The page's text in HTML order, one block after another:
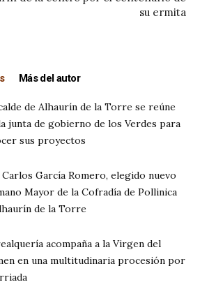
su ermita
Más del autor
de Alhaurín de la Torre se reúne
junta de gobierno de los Verdes para
sus proyectos
Carlos García Romero, elegido nuevo
Mayor de la Cofradía de Pollinica
de la Torre
acompaña a la Virgen del
en una multitudinaria procesión por